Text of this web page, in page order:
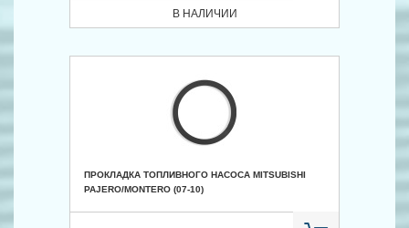
В НАЛИЧИИ
ПРОКЛАДКА ТОПЛИВНОГО НАСОСА MITSUBISHI
PAJERO/MONTERO (07-10)